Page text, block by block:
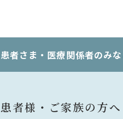
患者さま・医療関係者のみ
患者様・ご家族の方へ